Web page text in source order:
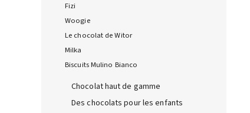
Fizi
Woogie
Le chocolat de Witor
Milka
Biscuits Mulino Bianco
Chocolat haut de gamme
Des chocolats pour les enfants